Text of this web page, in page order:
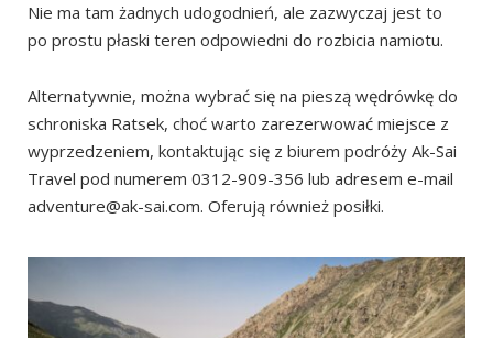
Nie ma tam żadnych udogodnień, ale zazwyczaj jest to
po prostu płaski teren odpowiedni do rozbicia namiotu.
Alternatywnie, można wybrać się na pieszą wędrówkę do
schroniska Ratsek, choć warto zarezerwować miejsce z
wyprzedzeniem, kontaktując się z biurem podróży Ak-Sai
Travel pod numerem 0312-909-356 lub adresem e-mail
adventure@ak-sai.com. Oferują również posiłki.